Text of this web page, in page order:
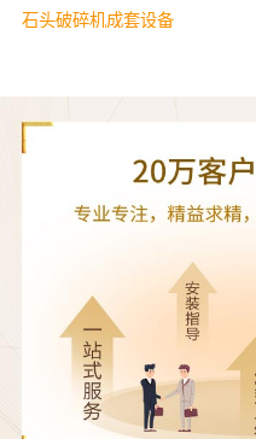
石头破碎机成套设备